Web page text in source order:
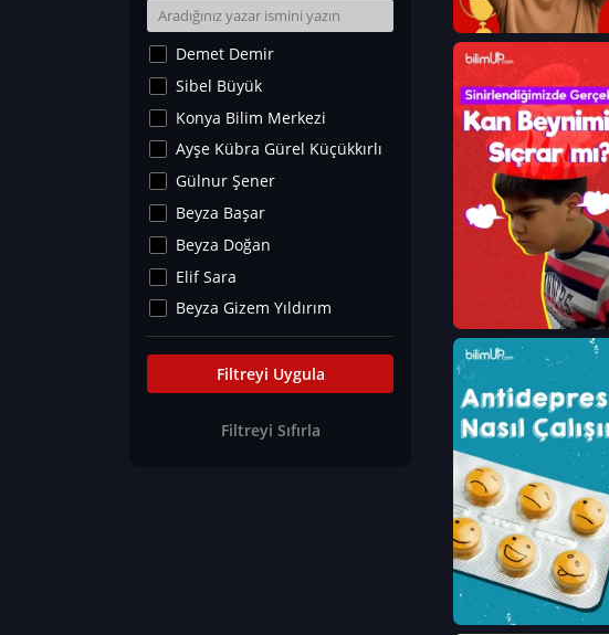
Yer Bilimleri
Astronomi ve Uzay
Noroloji
Matematik
Teknoloji
İklim Değişikliği
Arkeoloji
Kültür&Sanat
Yaşam Tavsiyeleri
Merakoloji
Eğitim Bilimleri
Demet Demir
Sibel Büyük
Konya Bilim Merkezi
Ayşe Kübra Gürel Küçükkırlı
Gülnur Şener
Beyza Başar
Beyza Doğan
Elif Sara
Beyza Gizem Yıldırım
İlknur İyigökler
Büşra Elif Kıvrak
Can TORUN
Filtreyi Uygula
Filtreyi Sıfırla